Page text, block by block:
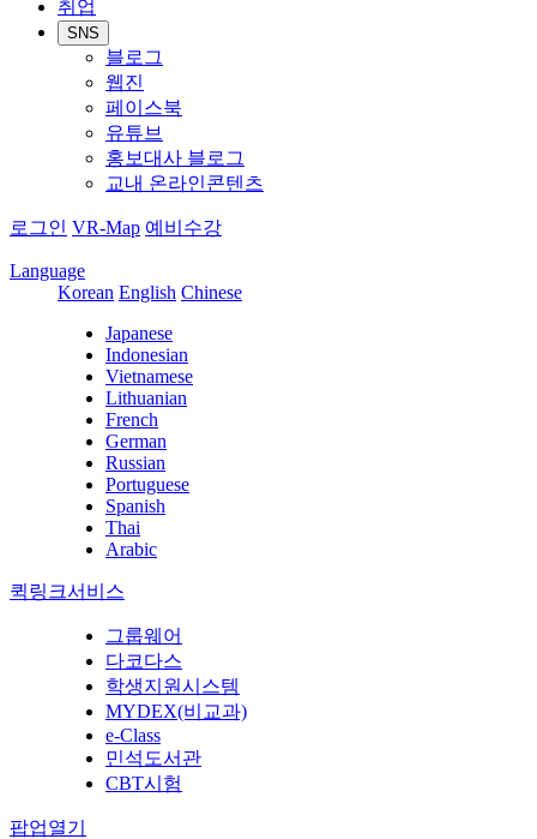
취업
SNS
블로그
웹진
페이스북
유튜브
홍보대사 블로그
교내 온라인콘텐츠
로그인 VR-Map 예비수강
Language
Korean English Chinese
Japanese
Indonesian
Vietnamese
Lithuanian
French
German
Russian
Portuguese
Spanish
Thai
Arabic
퀵링크서비스
그룹웨어
다코다스
학생지원시스템
MYDEX(비교과)
e-Class
민석도서관
CBT시험
팝업열기